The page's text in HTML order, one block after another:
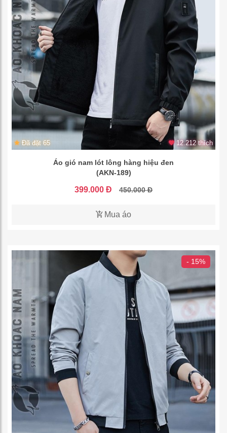
Đã đặt 65 12.212 thích
Áo gió nam lót lông hàng hiệu đen
(AKN-189)
399.000 Đ 450.000 Đ
Mua áo
- 15%